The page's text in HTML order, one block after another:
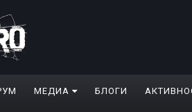
МЕДИА БЛОГИ